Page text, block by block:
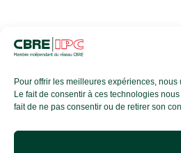
Pour offrir les meilleures expériences,
Le fait de consentir à ces technologies
fait de ne pas consentir ou de retirer son